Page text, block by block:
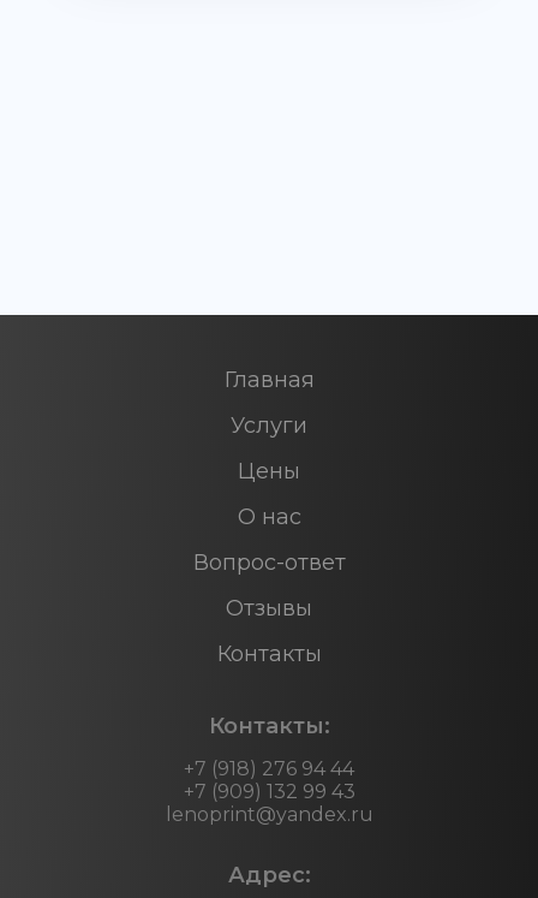
Контакты:
+7 (918) 276 94 44
+7 (909) 132 99 43
lenoprint@yandex.ru
Адрес:
Главная
Услуги
Цены
О нас
Вопрос-ответ
Отзывы
Контакты